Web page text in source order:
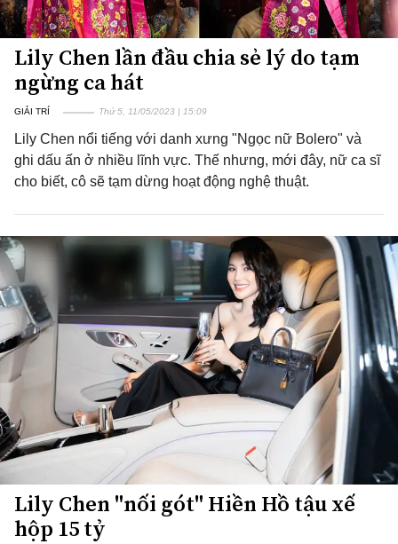
Lily Chen lần đầu chia sẻ lý do tạm
ngừng ca hát
GIẢI TRÍ Thứ 5, 11/05/2023 | 15:09
Lily Chen nổi tiếng với danh xưng "Ngọc nữ Bolero" và
ghi dấu ấn ở nhiều lĩnh vực. Thế nhưng, mới đây, nữ ca sĩ
cho biết, cô sẽ tạm dừng hoạt động nghệ thuật.
Lily Chen "nối gót" Hiền Hồ tậu xế
hộp 15 tỷ